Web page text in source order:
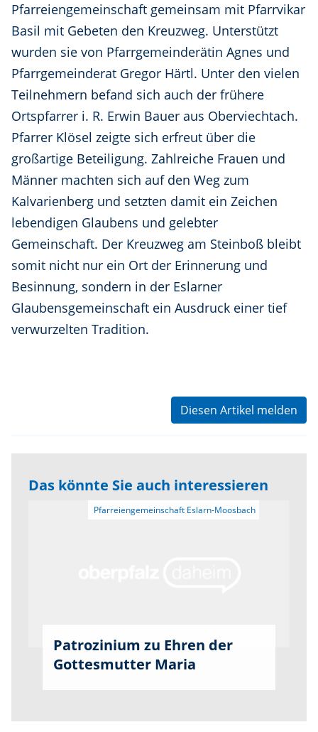
Pfarreiengemeinschaft gemeinsam mit Pfarrvikar
Basil mit Gebeten den Kreuzweg. Unterstützt
wurden sie von Pfarrgemeinderätin Agnes und
Pfarrgemeinderat Gregor Härtl. Unter den vielen
Teilnehmern befand sich auch der frühere
Ortspfarrer i. R. Erwin Bauer aus Oberviechtach.
Pfarrer Klösel zeigte sich erfreut über die
großartige Beteiligung. Zahlreiche Frauen und
Männer machten sich auf den Weg zum
Kalvarienberg und setzten damit ein Zeichen
lebendigen Glaubens und gelebter
Gemeinschaft. Der Kreuzweg am Steinboß bleibt
somit nicht nur ein Ort der Erinnerung und
Besinnung, sondern in der Eslarner
Glaubensgemeinschaft ein Ausdruck einer tief
verwurzelten Tradition.
Diesen Artikel melden
Das könnte Sie auch interessieren
Pfarreiengemeinschaft Eslarn-Moosbach
Patrozinium zu Ehren der
Gottesmutter Maria